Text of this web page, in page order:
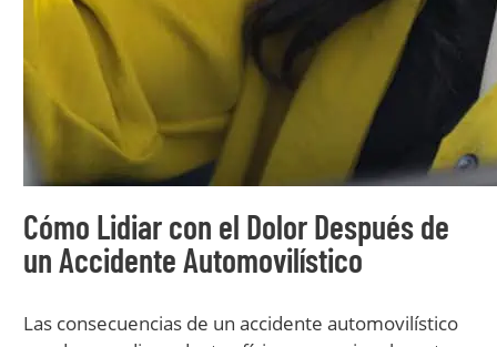
Cómo Lidiar con el Dolor Después de
un Accidente Automovilístico
Las consecuencias de un accidente automovilístico